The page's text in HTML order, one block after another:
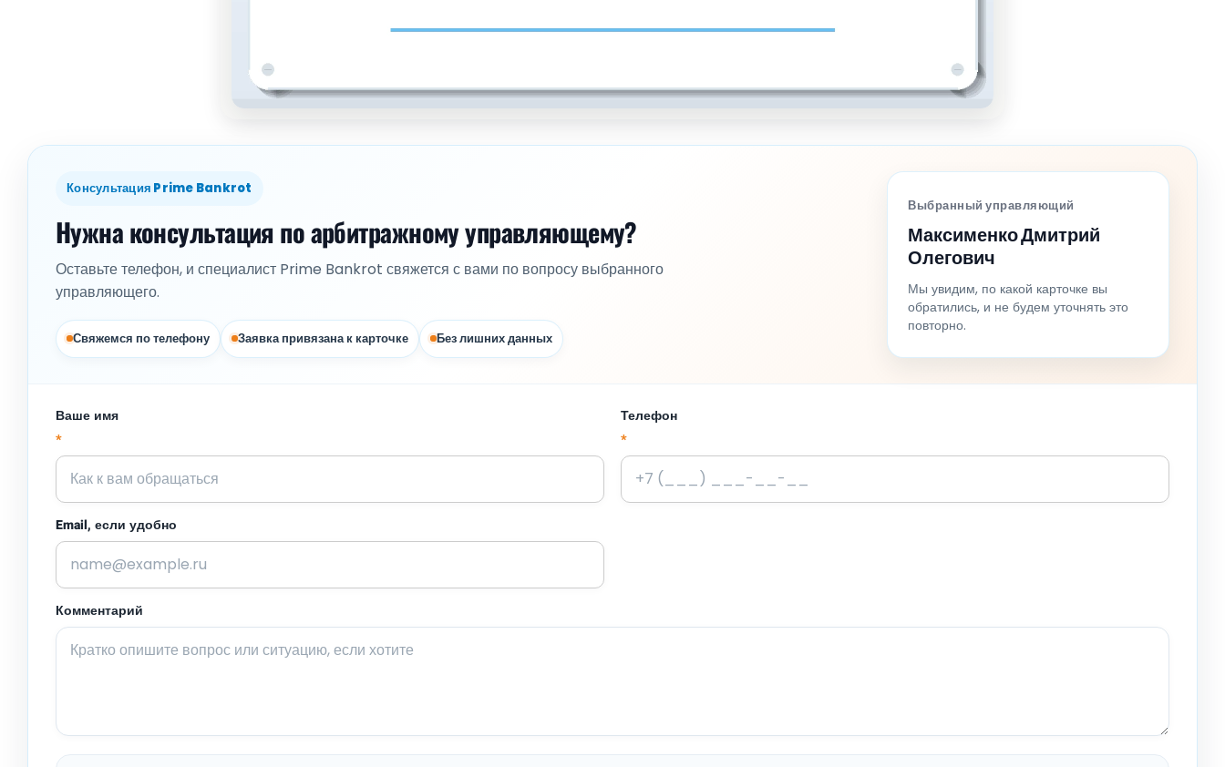
Консультация Prime Bankrot
Нужна консультация по арбитражному управляющему?
Оставьте телефон, и специалист Prime Bankrot свяжется с вами по вопросу выбранного
управляющего.
Свяжемся по телефону Заявка привязана к карточке Без лишних данных
Выбранный управляющий
Максименко Дмитрий
Олегович
Мы увидим, по какой карточке вы
обратились, и не будем уточнять это
повторно.
Ваше имя
*
Телефон
*
Email, если удобно
Комментарий